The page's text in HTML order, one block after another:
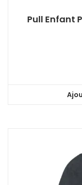
Pull Enfant